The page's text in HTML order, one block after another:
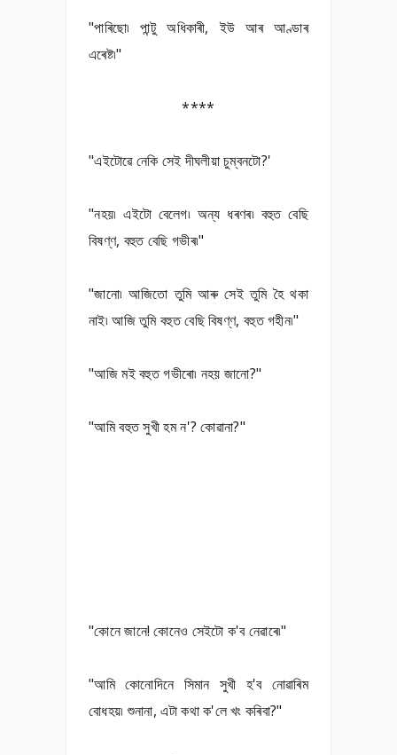
"পাৰিছো৷ পান্টু অধিকাৰী, ইউ আৰ আণ্ডাৰ
এৰেষ্ট৷"
****
"এইটোৱে নেকি সেই দীঘলীয়া চুম্বনটো?'
"নহয়৷ এইটো বেলেগ৷ অন্য ধৰণৰ৷ বহুত বেছি
বিষণ্ণ, বহুত বেছি গভীৰ৷"
"জানো৷ আজিতো তুমি আৰু সেই তুমি হৈ থকা
নাই৷ আজি তুমি বহুত বেছি বিষণ্ণ, বহুত গহীন৷"
"আজি মই বহুত গভীৰো৷ নহয় জানো?"
"আমি বহুত সুখী হম ন'? কোৱানা?"
"কোনে জানে! কোনেও সেইটো ক'ব নেৱাৰে৷"
"আমি কোনোদিনে সিমান সুখী হ'ব নোৱাৰিম
বোধহয়৷ শুনানা, এটা কথা ক'লে খং কৰিবা?"